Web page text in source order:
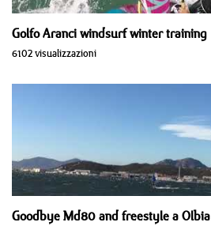
Golfo Aranci windsurf winter training
6102 visualizzazioni
Goodbye Md80 and freestyle a Olbia